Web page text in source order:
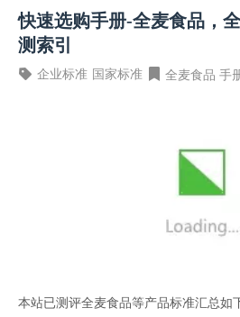
快速选购手册-全麦食品，
测索引
企业标准 国家标准 全麦食品 手
本站已测评全麦食品等产品标准汇总如